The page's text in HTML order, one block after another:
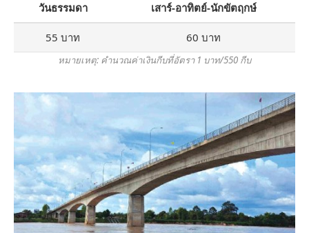
วันธรรมดา เสาร์-อาทิตย์-นักขัตฤกษ์
55 บาท 60 บาท
หมายเหตุ: คำนวณค่าเงินกีบที่อัตรา 1 บาท/550 กีบ